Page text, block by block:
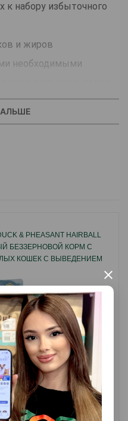
×
к набору избыточного
и жиров
необходимыми
& PHEASANT HAIRBALL
БЕЗЗЕРНОВОЙ КОРМ С
КОШЕК С ВЫВЕДЕНИЕМ